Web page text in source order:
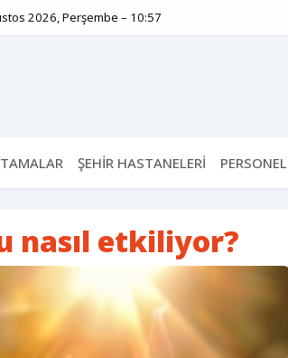
2026, Perşembe – 10:57
ŞEHİR HASTANELERİ PERSONEL
nasıl etkiliyor?